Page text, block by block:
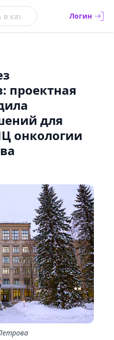
каталоге Логин
проектная
для
онкологии